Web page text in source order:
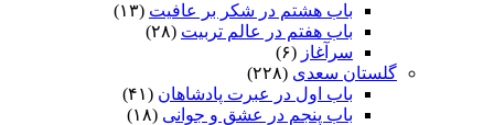
باب هشتم در شکر بر عافیت (۱۳)
باب هفتم در عالم تربیت (۲۸)
سرآغاز (۶)
گلستان سعدی (۲۲۸)
باب اول در عبرت پادشاهان (۴۱)
باب پنجم در عشق و جوانى (۱۸)